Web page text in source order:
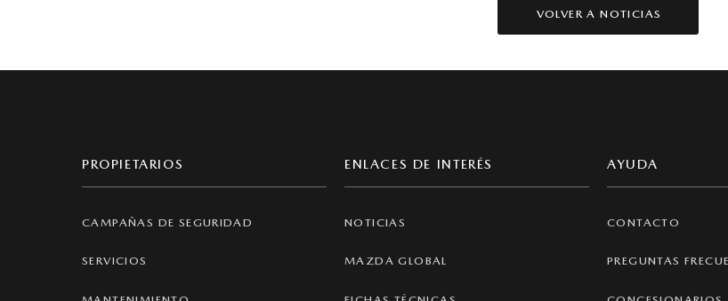
VOLVER A NOTICIAS
PROPIETARIOS
CAMPAÑAS DE SEGURIDAD
SERVICIOS
ENLACES DE INTERÉS
NOTICIAS
MAZDA GLOBAL
AYUDA
CONTACTO
PREGUNTAS